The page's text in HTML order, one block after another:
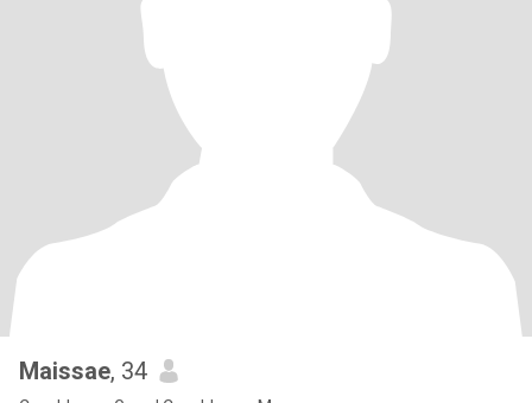
Maissae, 34